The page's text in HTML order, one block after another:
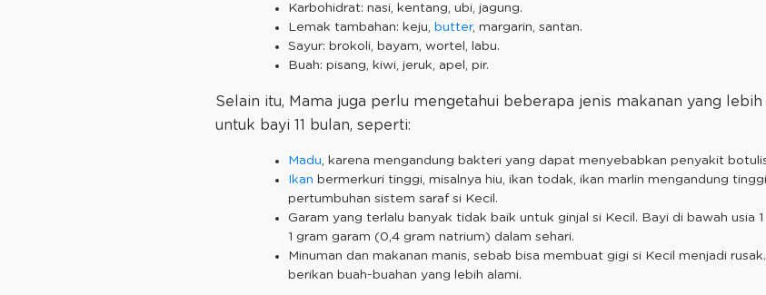
Karbohidrat: nasi, kentang, ubi, jagung.
Lemak tambahan: keju, butter, margarin, santan.
Sayur: brokoli, bayam, wortel, labu.
Buah: pisang, kiwi, jeruk, apel, pir.
Selain itu, Mama juga perlu mengetahui beberapa jenis makanan yang
untuk bayi 11 bulan, seperti:
Madu, karena mengandung bakteri yang dapat menyebabkan penyakit
Ikan bermerkuri tinggi, misalnya hiu, ikan todak, ikan marlin mengandung
pertumbuhan sistem saraf si Kecil.
Garam yang terlalu banyak tidak baik untuk ginjal si Kecil. Bayi di bawah usia
1 gram garam (0,4 gram natrium) dalam sehari.
Minuman dan makanan manis, sebab bisa membuat gigi si Kecil menjadi
berikan buah-buahan yang lebih alami.